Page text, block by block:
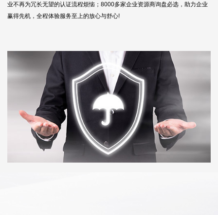
业不再为冗长无望的认证流程烦恼；8000多家企业资源商询盘必选，助力企业
赢得先机，全程体验服务至上的放心与舒心!